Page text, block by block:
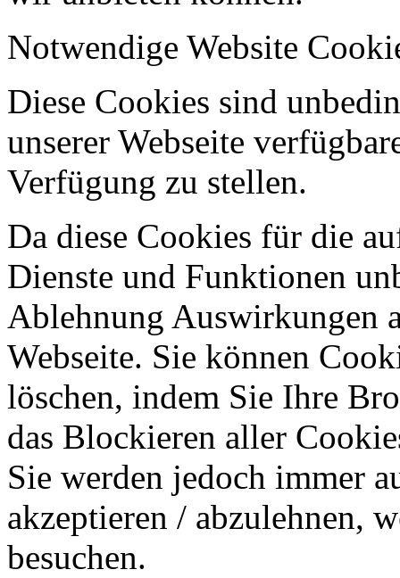
Notwendige Website
Diese Cookies sind
unserer Webseite
Verfügung zu stellen.
Da diese Cookies für die
Dienste und Funktionen
Ablehnung Auswirkungen
Webseite. Sie können
löschen, indem Sie Ihre
das Blockieren aller
Sie werden jedoch immer
akzeptieren / abzulehnen,
besuchen.